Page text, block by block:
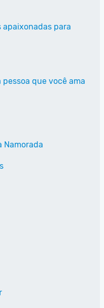
apaixonadas para
que você ama
Namorada